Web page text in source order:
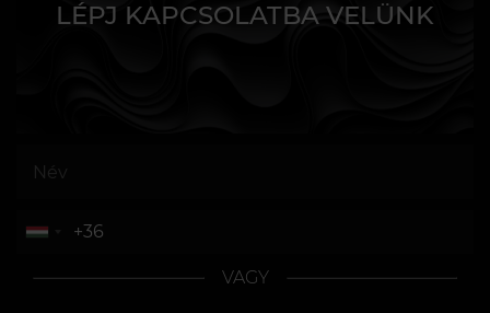
LÉPJ KAPCSOLATBA VELÜNK
VAGY